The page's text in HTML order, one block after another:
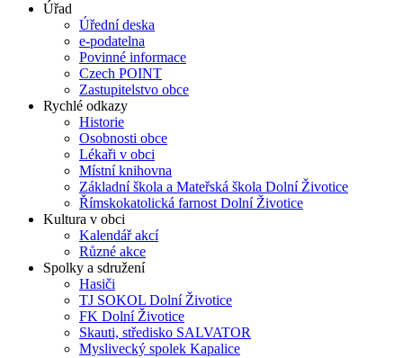
Úřad
Úřední deska
e-podatelna
Povinné informace
Czech POINT
Zastupitelstvo obce
Rychlé odkazy
Historie
Osobnosti obce
Lékaři v obci
Místní knihovna
Základní škola a Mateřská škola Dolní Životice
Římskokatolická farnost Dolní Životice
Kultura v obci
Kalendář akcí
Různé akce
Spolky a sdružení
Hasiči
TJ SOKOL Dolní Životice
FK Dolní Životice
Skauti, středisko SALVATOR
Myslivecký spolek Kapalice